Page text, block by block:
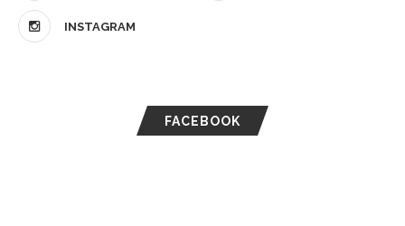
INSTAGRAM
FACEBOOK